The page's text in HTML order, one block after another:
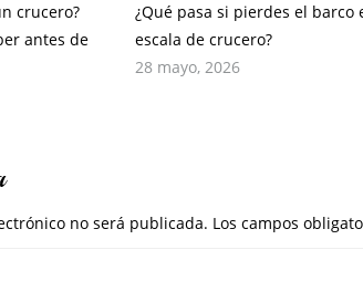
crucero?
antes de
¿Qué pasa si pierdes el barco
escala de crucero?
28 mayo, 2026
no será publicada. Los campos